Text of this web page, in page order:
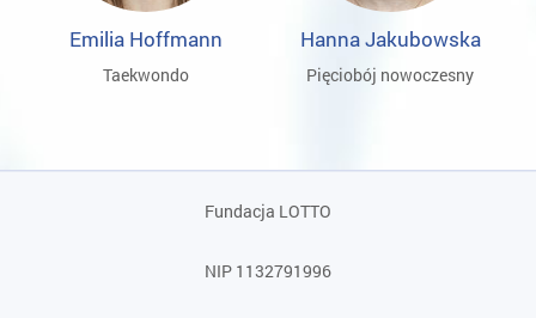
Emilia Hoffmann
Taekwondo
Hanna Jakubowska
Pięciobój nowoczesny
Fundacja LOTTO
NIP 1132791996